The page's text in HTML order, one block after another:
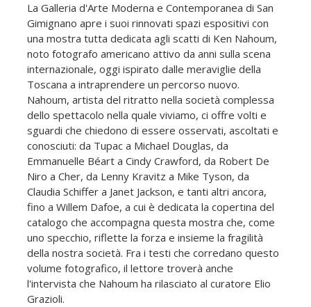
La Galleria d'Arte Moderna e Contemporanea di San
Gimignano apre i suoi rinnovati spazi espositivi con
una mostra tutta dedicata agli scatti di Ken Nahoum,
noto fotografo americano attivo da anni sulla scena
internazionale, oggi ispirato dalle meraviglie della
Toscana a intraprendere un percorso nuovo.
Nahoum, artista del ritratto nella società complessa
dello spettacolo nella quale viviamo, ci offre volti e
sguardi che chiedono di essere osservati, ascoltati e
conosciuti: da Tupac a Michael Douglas, da
Emmanuelle Béart a Cindy Crawford, da Robert De
Niro a Cher, da Lenny Kravitz a Mike Tyson, da
Claudia Schiffer a Janet Jackson, e tanti altri ancora,
fino a Willem Dafoe, a cui è dedicata la copertina del
catalogo che accompagna questa mostra che, come
uno specchio, riflette la forza e insieme la fragilità
della nostra società. Fra i testi che corredano questo
volume fotografico, il lettore troverà anche
l'intervista che Nahoum ha rilasciato al curatore Elio
Grazioli.